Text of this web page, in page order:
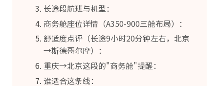
长途段航班与机型：
商务舱座位详情（A350-900三舱布局）：
舒适度点评（长途9小时20分钟左右，北京
→斯德哥尔摩）：
重庆→北京这段的"商务舱"提醒：
谁适合这条线：